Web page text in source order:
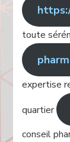
toute
expertise
quartier
conseil